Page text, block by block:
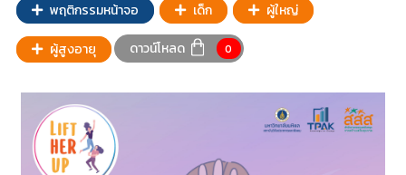
พฤติกรรมหน้าจอ เด็ก ผู้ใหญ่
ผู้สูงอายุ ดาวน์โหลด 0
ทั้งหมด 417 บทความ